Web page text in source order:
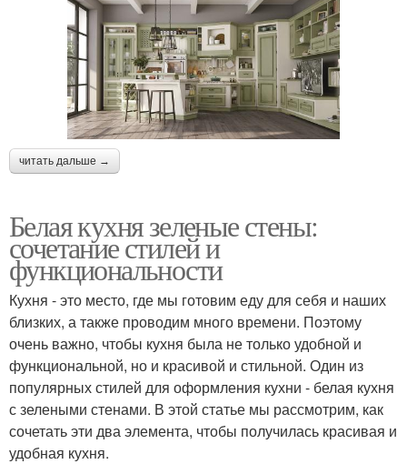
читать дальше →
Белая кухня зеленые стены:
сочетание стилей и
функциональности
Кухня - это место, где мы готовим еду для себя и наших
близких, а также проводим много времени. Поэтому
очень важно, чтобы кухня была не только удобной и
функциональной, но и красивой и стильной. Один из
популярных стилей для оформления кухни - белая кухня
с зелеными стенами. В этой статье мы рассмотрим, как
сочетать эти два элемента, чтобы получилась красивая и
удобная кухня.